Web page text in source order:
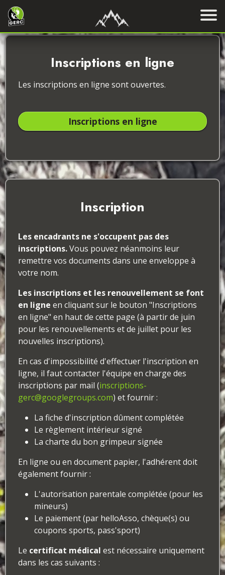
Inscriptions en ligne
Les inscriptions en ligne sont ouvertes.
Inscriptions en ligne
Inscription
Les encadrants ne s'occupent pas des
inscriptions.Vous pouvez néanmoins leur
remettre vos documents dans une enveloppe à
votre nom.
Les inscriptions et les renouvellement se font
en ligne en cliquant sur le bouton "Inscriptions
en ligne" en haut de cette page (à partir de juin
pour les renouvellements et de juillet pour les
nouvelles inscriptions).
En cas d'impossibilité d'effectuer l'inscription en
ligne, il faut contacter l'équipe en charge des
inscriptions par mail (inscriptions-
gerc@googlegroups.com) et fournir :
La fiche d'inscription dûment complétée
Le règlement intérieur signé
La charte du bon grimpeur signée
En ligne ou en document papier, l'adhérent doit
également fournir :
L'autorisation parentale complétée (pour les
mineurs)
Le paiement (par helloAsso, chèque(s) ou
coupons sports, pass'sport)
Le certificat médical est nécessaire uniquement
dans les cas suivants :